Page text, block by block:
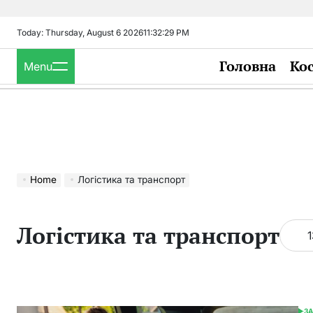
content
Today: Thursday, August 6 202611:32:30 PM
Menu Головна
Home Логістика та транспорт
Логістика та транспорт